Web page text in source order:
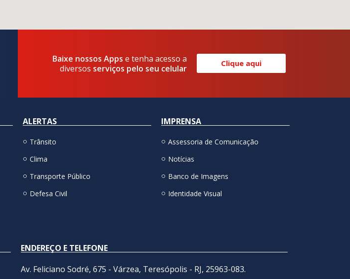
Baixe nossos Appse tenha acesso a
diversos serviços pelo seu celular Clique aqui
ALERTAS
Trânsito
Clima
Transporte Público
Defesa Civil
IMPRENSA
Assessoria de Comunicação
Notícias
Banco de Imagens
Identidade Visual
ENDEREÇO E TELEFONE
Av. Feliciano Sodré, 675 - Várzea, Teresópolis - RJ, 25963-083.